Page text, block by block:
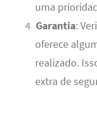
uma
Garantia:
oferece
realizado.
extra de